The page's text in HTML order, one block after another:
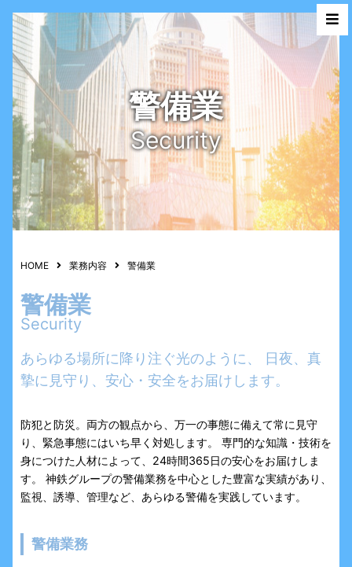
警備業
Security
HOME 業務内容 警備業
警備業
Security
あらゆる場所に降り注ぐ光のように、
日夜、真
摯に見守り、安心・安全をお届けします。
防犯と防災。両方の観点から、万一の事態に備えて常に見守
り、緊急事態にはいち早く対処します。 専門的な知識・技術を
身につけた人材によって、24時間365日の安心をお届けしま
す。 神鉄グループの警備業務を中心とした豊富な実績があり、
監視、誘導、管理など、あらゆる警備を実践しています。
警備業務